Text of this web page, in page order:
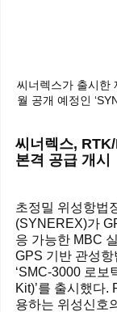
씨너렉스가 출시한
월 공개 예정인
씨너렉스,
본격 공급 개시
초정밀 위성항법
(SYNEREX)가
응 가능한 MBC
GPS 기반 관성항
‘SMC-3000 로보
Kit)’를 출시했다.
용하는 위성신호